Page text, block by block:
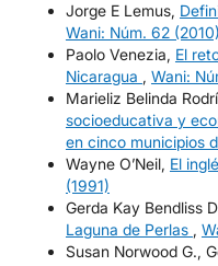
Jorge E Lemus,
Wani: Núm. 62 (2010)
Paolo Venezia, El
Nicaragua , Wani:
Marieliz Belinda
socioeducativa y
en cinco municipios
Wayne O’Neil, El
(1991)
Gerda Kay Bendliss
Laguna de Perlas ,
Susan Norwood G.,